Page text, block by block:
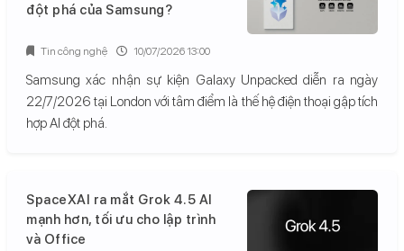
đột phá của Samsung?
Samsung xác nhận sự kiện Galaxy Unpacked diễn ra ngày
22/7/2026 tại London với tâm điểm là thế hệ điện thoại gập tích
hợp AI đột phá.
Tin công nghệ 10/07/2026 13:00
SpaceXAI ra mắt Grok 4.5 AI
mạnh hơn, tối ưu cho lập trình
và Office